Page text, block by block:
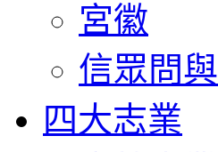
宮徽
信眾問
四大志業